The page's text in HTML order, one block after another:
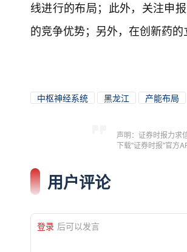
线进行的布局；此外，关注申
的竞争优势；另外，在创新药
中枢神经系统 黑龙江 产能布局
声明：证券时报力求
下载"证券时报"官方
用户评论
登录 后可以发言